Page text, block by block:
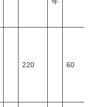
220 60